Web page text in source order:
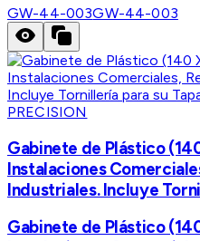
GW-44-003GW-44-003
PRECISION
Gabinete de Plástico
Instalaciones
Industriales. Incluye
Gabinete de Plástico